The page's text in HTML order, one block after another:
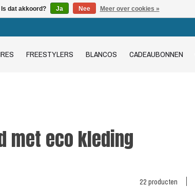
FREESTYLERS BLANCOS CADEAUBONNEN
met eco kleding
22 producten
dat akkoord? Ja Nee Meer over cookies »